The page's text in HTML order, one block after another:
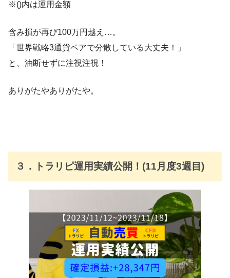
※()内は運用金額
含み損が再び100万円越え…。
「世界戦略3通貨ペアで分散している大丈夫！」
と、油断せずに注視注視！
ありがたやありがたや。
３．トラリピ運用実績公開！(11月度3週目)